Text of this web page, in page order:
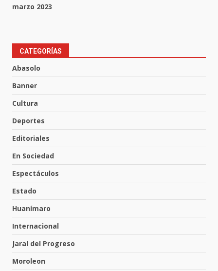
marzo 2023
CATEGORÍAS
Abasolo
Banner
Cultura
Deportes
Editoriales
En Sociedad
Espectáculos
Estado
Huanímaro
Internacional
Jaral del Progreso
Moroleon
3
vidas.
4
Incendio en taller mecánico de
5
Arte en Cartonería
6
Valle de Santiago refuerza
seguridad con nuevas unidades